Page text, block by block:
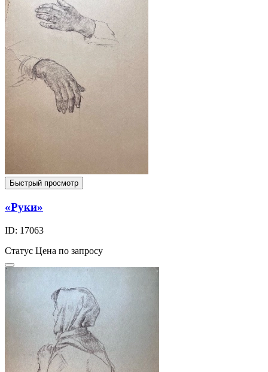
Быстрый просмотр
«Руки»
ID: 17063
Статус Цена по запросу